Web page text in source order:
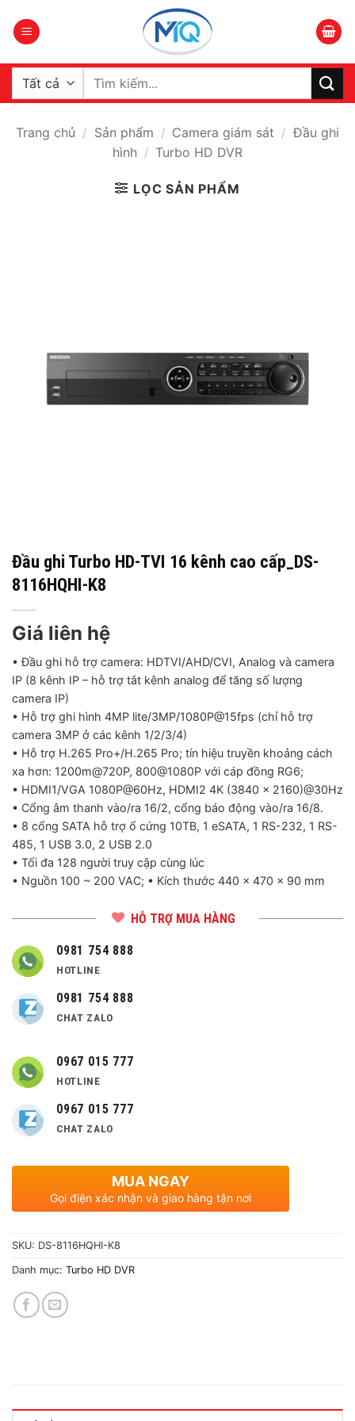
qua
dung
Tìm
Trang chủ / Sản phẩm / Camera giám sát / Đầu ghi
hình / Turbo HD DVR
LỌC SẢN PHẨM
Đầu ghi Turbo HD-TVI 16 kênh cao cấp_DS-
8116HQHI-K8
Giá liên hệ
• Đầu ghi hỗ trợ camera: HDTVI/AHD/CVI, Analog và camera
IP (8 kênh IP – hỗ trợ tắt kênh analog để tăng số lượng
camera IP)
• Hỗ trợ ghi hình 4MP lite/3MP/1080P@15fps (chỉ hỗ trợ
camera 3MP ở các kênh 1/2/3/4)
• Hỗ trợ H.265 Pro+/H.265 Pro; tín hiệu truyền khoảng cách
xa hơn: 1200m@720P, 800@1080P với cáp đồng RG6;
• HDMI1/VGA 1080P@60Hz, HDMI2 4K (3840 × 2160)@30Hz
• Cổng âm thanh vào/ra 16/2, cổng báo động vào/ra 16/8.
• 8 cổng SATA hỗ trợ ổ cứng 10TB, 1 eSATA, 1 RS-232, 1 RS-
485, 1 USB 3.0, 2 USB 2.0
• Tối đa 128 người truy cập cùng lúc
• Nguồn 100 ~ 200 VAC; • Kích thước 440 × 470 × 90 mm
HỖ TRỢ MUA HÀNG
0981 754 888
HOTLINE
0981 754 888
CHAT ZALO
0967 015 777
HOTLINE
0967 015 777
CHAT ZALO
MUA NGAY
Gọi điện xác nhận và giao hàng tận nơi
SKU: DS-8116HQHI-K8
Danh mục: Turbo HD DVR